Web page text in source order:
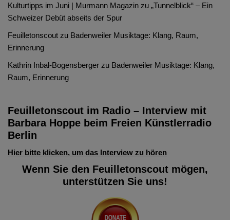
Kulturtipps im Juni | Murmann Magazin zu „Tunnelblick“ – Ein
Schweizer Debüt abseits der Spur
Feuilletonscout zu Badenweiler Musiktage: Klang, Raum,
Erinnerung
Kathrin Inbal-Bogensberger zu Badenweiler Musiktage: Klang,
Raum, Erinnerung
Feuilletonscout im Radio – Interview mit
Barbara Hoppe beim Freien Künstlerradio
Berlin
Hier bitte klicken, um das Interview zu hören
Wenn Sie den Feuilletonscout mögen,
unterstützen Sie uns!